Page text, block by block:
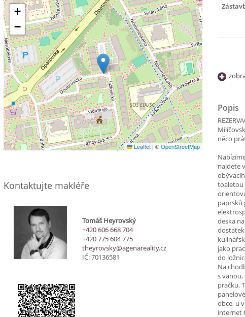
+
−
Leaflet | ©OpenStreetMap
Kontaktujte makléře
Tomáš Heyrovský
+420 606 668 704
+420 775 604 775
theyrovsky@agenareality.cz
IČ: 70136581
Popis
něco
najdete
toaletou
paprsků
deska
jako
do
Na
s
pračku.
obce, u
internet